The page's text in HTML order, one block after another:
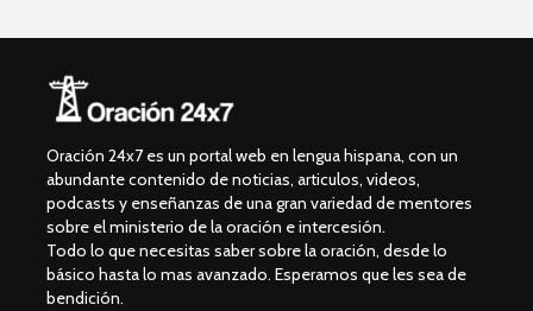
Oración 24x7 es un portal web en lengua hispana, con un
abundante contenido de noticias, articulos, videos,
podcasts y enseñanzas de una gran variedad de mentores
sobre el ministerio de la oración e intercesión.
Todo lo que necesitas saber sobre la oración, desde lo
básico hasta lo mas avanzado. Esperamos que les sea de
bendición.